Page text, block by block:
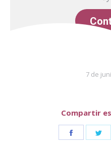
7 de
Compartir
Share